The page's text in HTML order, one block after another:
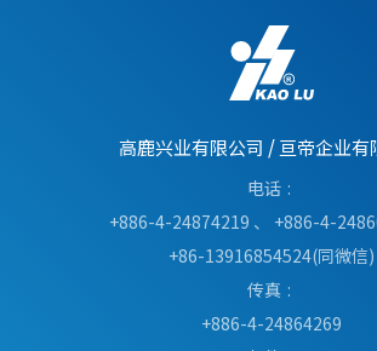
高鹿兴业有限公司 /亘帝企业有
电话
+886-4-24874219 、 +886-4-
+86-13916854524(同微信)
传真
+886-4-24864269